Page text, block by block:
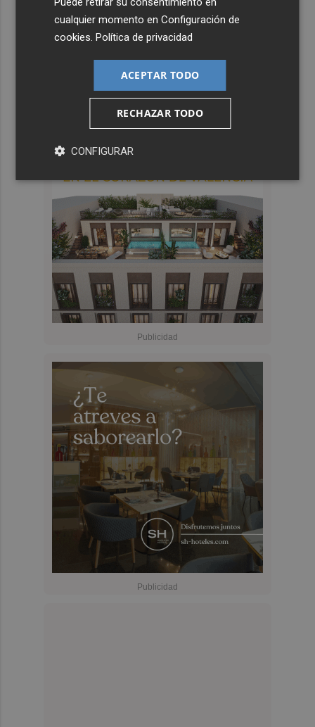
cualquier momento enConfiguración de
cookies .Política de privacidad
ACEPTAR TODO
RECHAZAR TODO
CONFIGURAR